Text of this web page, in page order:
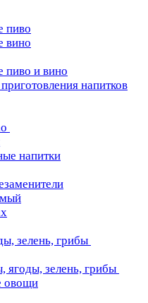
пиво
вино
пиво и вино
напитков
напитки
зелень, грибы
зелень, грибы
овощи